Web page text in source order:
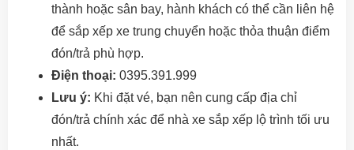
thành hoặc sân bay, hành khách có thể cần liên hệ
để sắp xếp xe trung chuyển hoặc thỏa thuận điểm
đón/trả phù hợp.
Điện thoại: 0395.391.999
Lưu ý: Khi đặt vé, bạn nên cung cấp địa chỉ
đón/trả chính xác để nhà xe sắp xếp lộ trình tối ưu
nhất.